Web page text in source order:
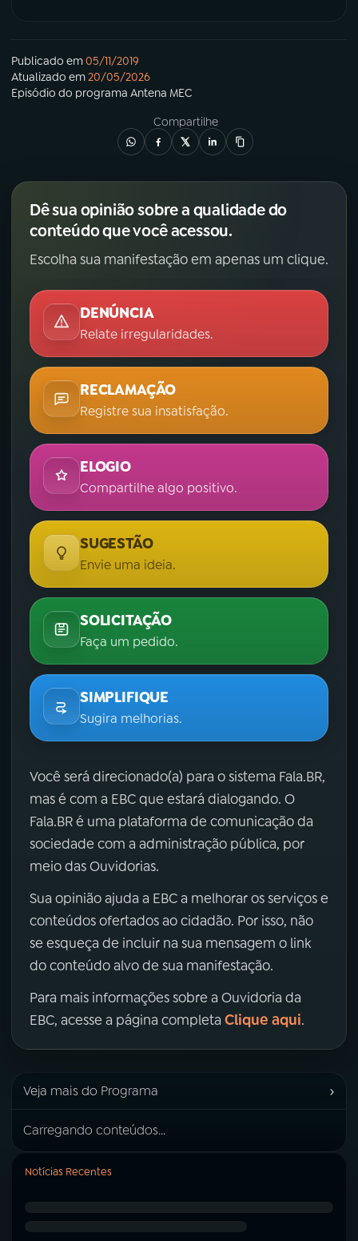
Publicado em05/11/2019
Atualizado em20/05/2026
Episódio do programa Antena MEC
Compartilhe
Dê sua opinião sobre a qualidade do
conteúdo que você acessou.
Escolha sua manifestação em apenas um clique.
DENÚNCIA
Relate irregularidades.
RECLAMAÇÃO
Registre sua insatisfação.
ELOGIO
Compartilhe algo positivo.
SUGESTÃO
Envie uma ideia.
SOLICITAÇÃO
Faça um pedido.
SIMPLIFIQUE
Sugira melhorias.
Você será direcionado(a) para o sistema Fala.BR,
mas é com a EBC que estará dialogando. O
Fala.BR é uma plataforma de comunicação da
sociedade com a administração pública, por
meio das Ouvidorias.
Sua opinião ajuda a EBC a melhorar os serviços e
conteúdos ofertados ao cidadão. Por isso, não
se esqueça de incluir na sua mensagem o link
do conteúdo alvo de sua manifestação.
Para mais informações sobre a Ouvidoria da
EBC, acesse a página completa Clique aqui.
Veja mais do Programa ›
Carregando conteúdos...
Notícias Recentes